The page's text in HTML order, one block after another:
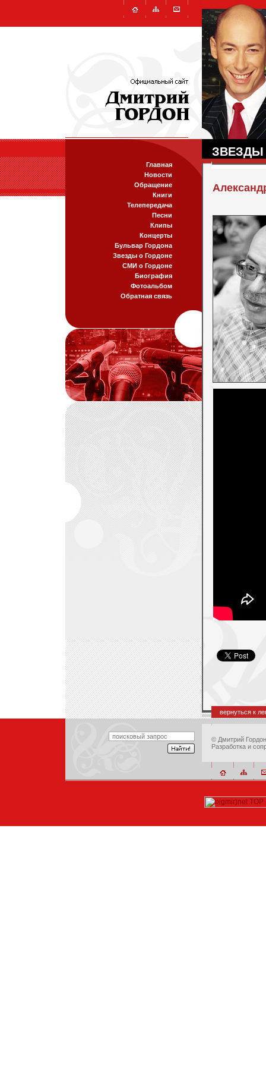
Главная
Новости
Обращение
Книги
Телепередача
Песни
Клипы
Концерты
Бульвар Гордона
Звезды о Гордоне
СМИ о Гордоне
Биография
Фотоальбом
Обратная связь
ЗВЕЗДЫ
вернуться к
© Дмитрий Гордон
Разработка и